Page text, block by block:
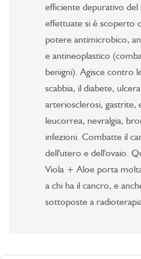
efficiente depurativo del
effettuate si è scoperto
potere antimicrobico,
e antineoplastico
benigni). Agisce contro
scabbia, il diabete,
arteriosclerosi, gastrite,
leucorrea, nevralgia,
infezioni. Combatte il
dell'utero e dell'ovaio.
Viola + Aloe porta
a chi ha il cancro, e
sottoposte a